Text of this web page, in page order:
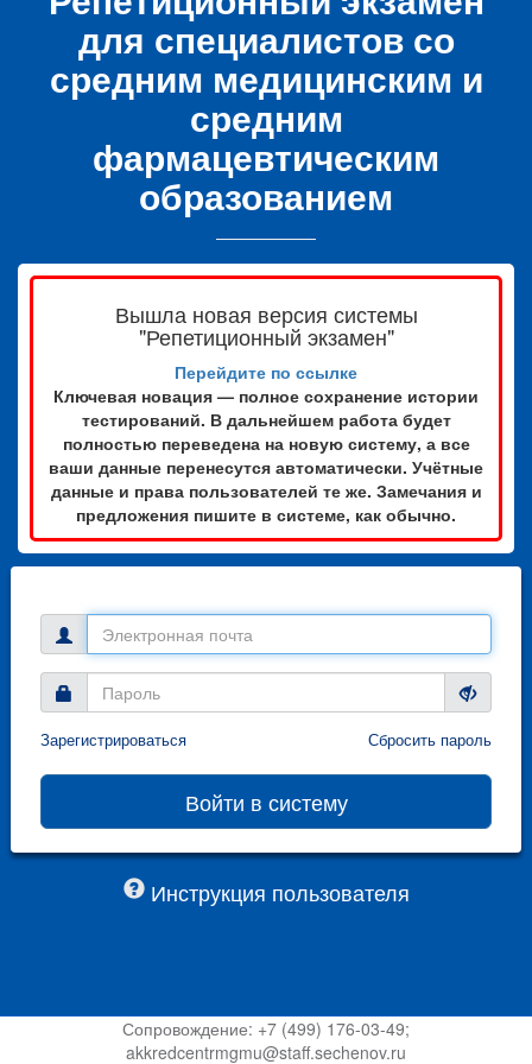
для специалистов со
средним медицинским и
средним
фармацевтическим
образованием
Вышла новая версия системы
"Репетиционный экзамен"
Перейдите по ссылке
Ключевая новация — полное сохранение истории
тестирований. В дальнейшем работа будет
полностью переведена на новую систему, а все
ваши данные перенесутся автоматически. Учётные
данные и права пользователей те же. Замечания и
предложения пишите в системе, как обычно.
Зарегистрироваться Сбросить пароль
Инструкция пользователя
Сопровождение: +7 (499) 176-03-49;
akkredcentrmgmu@staff.sechenov.ru